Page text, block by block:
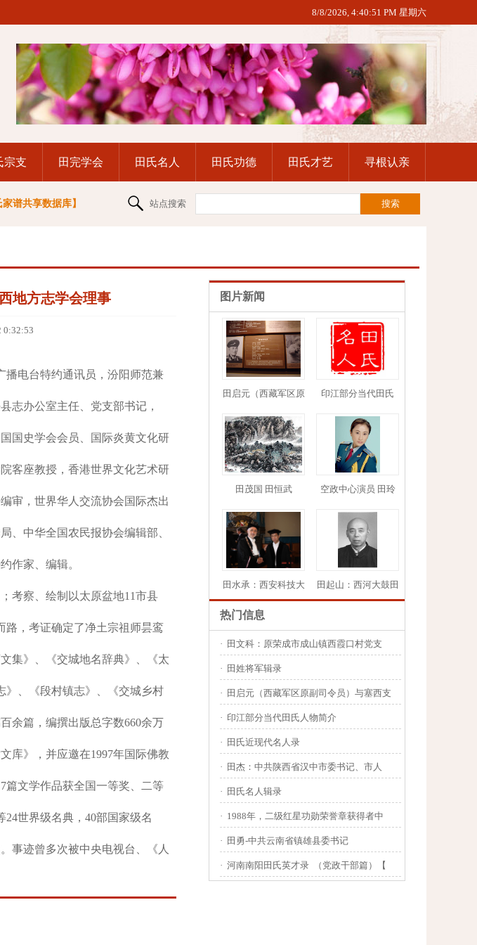
8/8/2026, 4:40:51 PM 星期六
345
宗支 田完学会 田氏名人 田氏功德 田氏才艺 寻根认亲
家谱共享数据库】 站点搜索
地方志学会理事
播电台特约通讯员，汾阳师范兼
志办公室主任、党支部书记，
国史学会会员、国际炎黄文化研
客座教授，香港世界文化艺术研
审，世界华人交流协会国际杰出
、中华全国农民报协会编辑部、
作家、编辑。
考察、绘制以太原盆地11市县
路，考证确定了净土宗祖师昙鸾
集》、《交城地名辞典》、《太
》、《段村镇志》、《交城乡村
余篇，编撰出版总字数660余万
库》，并应邀在1997年国际佛教
篇文学作品获全国一等奖、二等
世界级名典，40部国家级名
事迹曾多次被中央电视台、《人
图片新闻
田启元（西藏军区原 印江部分当代田氏
田茂国 田恒武 空政中心演员 田玲
田水承：西安科技大 田起山：西河大鼓田
热门信息
· 田文科：原荣成市成山镇西霞口村党支
· 田姓将军辑录
· 田启元（西藏军区原副司令员）与塞西支
· 印江部分当代田氏人物简介
· 田氏近现代名人录
· 田杰：中共陕西省汉中市委书记、市人
· 田氏名人辑录
· 1988年，二级红星功勋荣誉章获得者中
· 田勇-中共云南省镇雄县委书记
· 河南南阳田氏英才录 （党政干部篇）【